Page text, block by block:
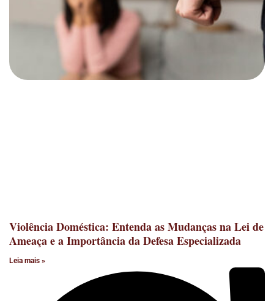
Violência Doméstica: Entenda as Mudanças na Lei de
Ameaça e a Importância da Defesa Especializada
Leia mais »